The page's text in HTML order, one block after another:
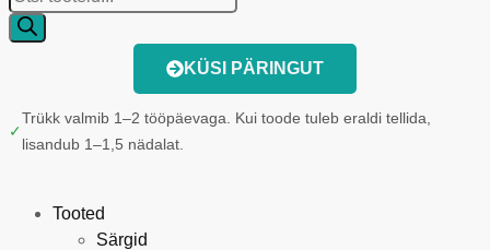
KÜSI PÄRINGUT
✓
Trükk valmib 1–2 tööpäevaga. Kui toode tuleb eraldi tellida,
lisandub 1–1,5 nädalat.
Tooted
Särgid